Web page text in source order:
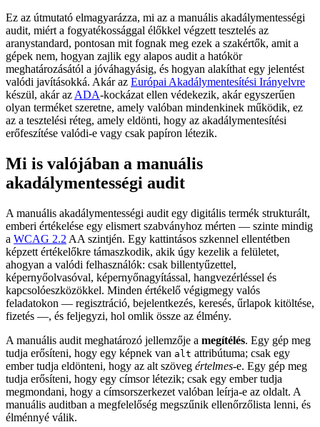
Ez az útmutató elmagyarázza, mi az a manuális akadálymentességi
audit, miért a fogyatékossággal élőkkel végzett tesztelés az
aranystandard, pontosan mit fognak meg ezek a szakértők, amit a
gépek nem, hogyan zajlik egy alapos audit a hatókör
meghatározásától a jóváhagyásig, és hogyan alakíthat egy jelentést
valódi javításokká. Akár az Európai Akadálymentesítési Irányelvre
készül, akár az ADA-kockázat ellen védekezik, akár egyszerűen
olyan terméket szeretne, amely valóban mindenkinek működik, ez
az a tesztelési réteg, amely eldönti, hogy az akadálymentesítési
erőfeszítése valódi-e vagy csak papíron létezik.
Mi is valójában a manuális
akadálymentességi audit
A manuális akadálymentességi audit egy digitális termék strukturált,
emberi értékelése egy elismert szabványhoz mérten — szinte mindig
a WCAG 2.2 AA szintjén. Egy kattintásos szkennel ellentétben
képzett értékelőkre támaszkodik, akik úgy kezelik a felületet,
ahogyan a valódi felhasználók: csak billentyűzettel,
képernyőolvasóval, képernyőnagyítással, hangvezérléssel és
kapcsolóeszközökkel. Minden értékelő végigmegy valós
feladatokon — regisztráció, bejelentkezés, keresés, űrlapok kitöltése,
fizetés —, és feljegyzi, hol omlik össze az élmény.
A manuális audit meghatározó jellemzője a megítélés. Egy gép meg
tudja erősíteni, hogy egy képnek van alt attribútuma; csak egy
ember tudja eldönteni, hogy az alt szöveg értelmes-e. Egy gép meg
tudja erősíteni, hogy egy címsor létezik; csak egy ember tudja
megmondani, hogy a címsorszerkezet valóban leírja-e az oldalt. A
manuális auditban a megfelelőség megszűnik ellenőrzőlista lenni, és
élménnyé válik.